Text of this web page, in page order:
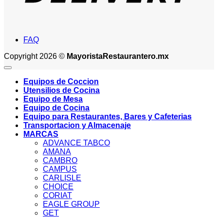
FAQ
Copyright 2026 © MayoristaRestaurantero.mx
Equipos de Coccion
Utensilios de Cocina
Equipo de Mesa
Equipo de Cocina
Equipo para Restaurantes, Bares y Cafeterias
Transportacion y Almacenaje
MARCAS
ADVANCE TABCO
AMANA
CAMBRO
CAMPUS
CARLISLE
CHOICE
CORIAT
EAGLE GROUP
GET